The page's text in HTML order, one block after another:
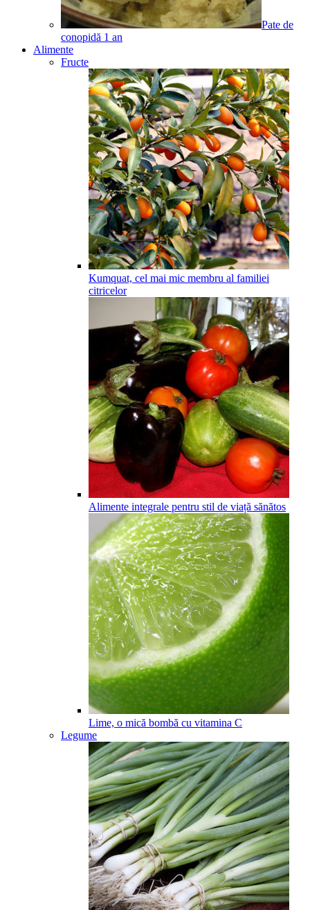
Pate de
conopidă 1 an
Alimente
Fructe
Kumquat, cel mai mic membru al familiei
citricelor
Alimente integrale pentru stil de viață sănătos
Lime, o mică bombă cu vitamina C
Legume